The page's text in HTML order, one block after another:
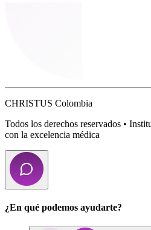
CHRISTUS Colombia
Todos los derechos reservados •
con la excelencia médica
¿En qué podemos ayudarte?